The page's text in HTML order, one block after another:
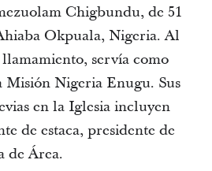
Chigbundu, de 51
Okpuala, Nigeria. Al
servía como
Misión Nigeria Enugu. Sus
en la Iglesia incluyen
de estaca, presidente de
de Área.